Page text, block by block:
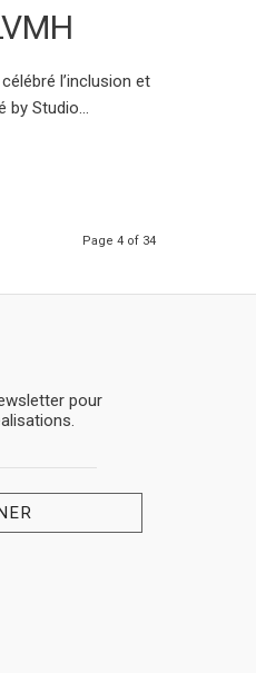
l’inclusion et
by Studio...
Page 4 of 34
pour